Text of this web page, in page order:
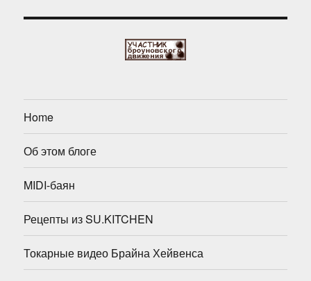
Home
Об этом блоге
MIDI-баян
Рецепты из SU.KITCHEN
Токарные видео Брайна Хейвенса